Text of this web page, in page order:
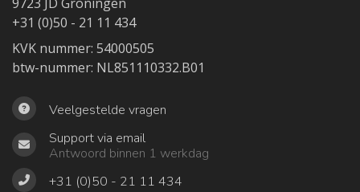
+31 (0)50 - 21 11 434
KVK nummer: 54000505
btw-nummer: NL851110332.B01
Veelgestelde vragen
Support via email
Antwoord binnen 1 werkdag
+31 (0)50 - 21 11 434